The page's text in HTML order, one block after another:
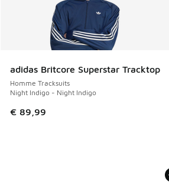
adidas Britcore Superstar Tracktop
Homme Tracksuits
Night Indigo - Night Indigo
€ 89,99